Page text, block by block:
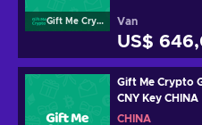
Gift Me Crypto Van
US$
Gift Me Crypto
CNY Key CHINA
CHINA